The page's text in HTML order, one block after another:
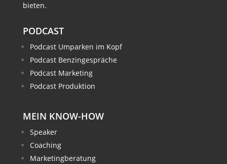
bieten.
PODCAST
Podcast Umparken im Kopf
Podcast Benzingespräche
Podcast Marketing
Podcast Produktion
MEIN KNOW-HOW
Speaker
Coaching
Marketingberatung